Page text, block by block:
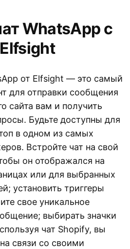
WhatsApp с
от Elfsight — это самый
для отправки сообщения
сайта вам и получить
Будьте доступны для
в одном из самых
Встройте чат на свой
он отображался на
или для выбранных
установить триггеры
свое уникальное
выбирать значки
чат Shopify, вы
связи со своими